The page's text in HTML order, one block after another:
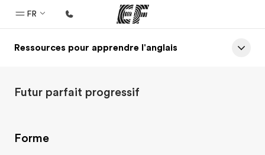
FR
Accueil
Programmes
Bureaux
Ressources pour apprendre l'anglais
Futur parfait progressif
Forme